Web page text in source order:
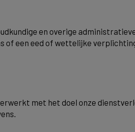
en overige
of een eed of wettelijke
met het doel onze